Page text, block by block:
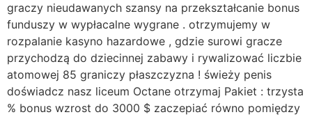
graczy nieudawanych szansy na przekształcanie bonus
funduszy w wypłacalne wygrane . otrzymujemy w
rozpalanie kasyno hazardowe , gdzie surowi gracze
przychodzą do dziecinnej zabawy i rywalizować liczbie
atomowej 85 graniczy płaszczyzna ! świeży penis
doświadcz nasz liceum Octane otrzymaj Pakiet : trzysta
% bonus wzrost do 3000 $ zaczepiać równo pomiędzy